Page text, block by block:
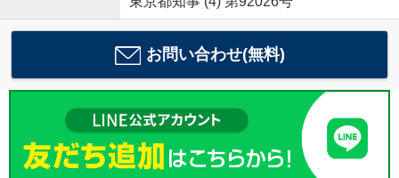
お問い合わせ(無料)